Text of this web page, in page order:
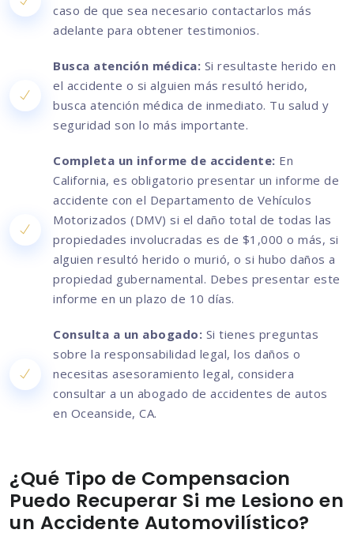
caso de que sea necesario contactarlos más
adelante para obtener testimonios.
Busca atención médica: Si resultaste herido en
el accidente o si alguien más resultó herido,
busca atención médica de inmediato. Tu salud y
seguridad son lo más importante.
Completa un informe de accidente: En
California, es obligatorio presentar un informe de
accidente con el Departamento de Vehículos
Motorizados (DMV) si el daño total de todas las
propiedades involucradas es de $1,000 o más, si
alguien resultó herido o murió, o si hubo daños a
propiedad gubernamental. Debes presentar este
informe en un plazo de 10 días.
Consulta a un abogado: Si tienes preguntas
sobre la responsabilidad legal, los daños o
necesitas asesoramiento legal, considera
consultar a un abogado de accidentes de autos
en Oceanside, CA.
¿Qué Tipo de Compensacion
Puedo Recuperar Si me Lesiono en
un Accidente Automovilístico?